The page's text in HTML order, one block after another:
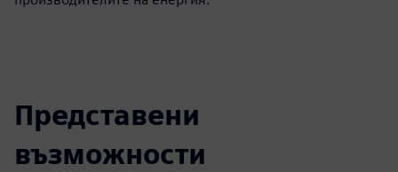
Представени
възможности